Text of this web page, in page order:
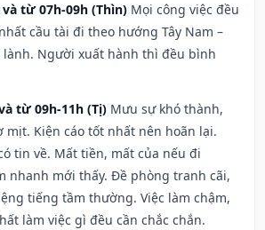
từ 07h-09h (Thìn) Mọi công việc đều
cầu tài đi theo hướng Tây Nam –
lành. Người xuất hành thì đều bình
từ 09h-11h (Tị) Mưu sự khó thành,
mịt. Kiện cáo tốt nhất nên hoãn lại.
tin về. Mất tiền, mất của nếu đi
nhanh mới thấy. Đề phòng tranh cãi,
tiếng tầm thường. Việc làm chậm,
làm việc gì đều cần chắc chắn.